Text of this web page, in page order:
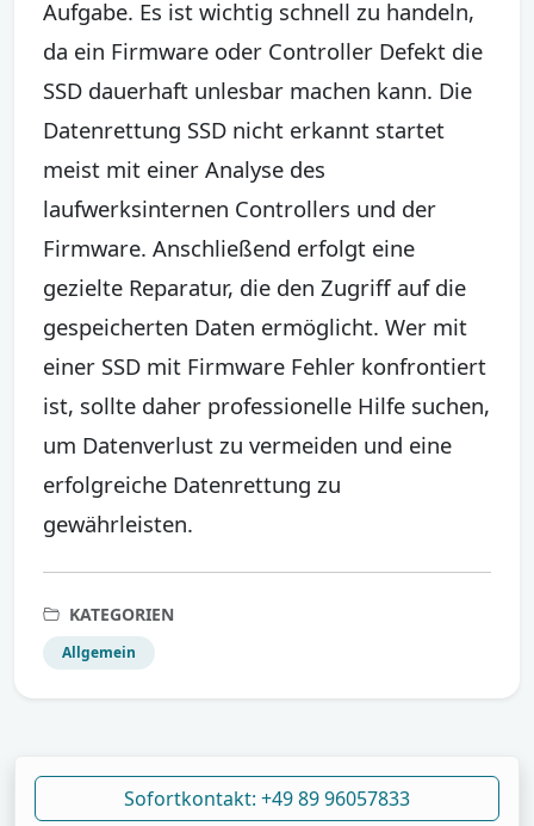
Aufgabe. Es ist wichtig schnell zu handeln,
da ein Firmware oder Controller Defekt die
SSD dauerhaft unlesbar machen kann. Die
Datenrettung SSD nicht erkannt startet
meist mit einer Analyse des
laufwerksinternen Controllers und der
Firmware. Anschließend erfolgt eine
gezielte Reparatur, die den Zugriff auf die
gespeicherten Daten ermöglicht. Wer mit
einer SSD mit Firmware Fehler konfrontiert
ist, sollte daher professionelle Hilfe suchen,
um Datenverlust zu vermeiden und eine
erfolgreiche Datenrettung zu
gewährleisten.
KATEGORIEN
Allgemein
Sofortkontakt: +49 89 96057833